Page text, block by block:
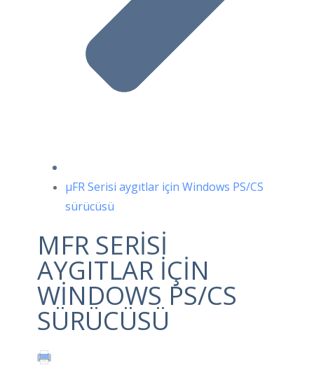
μFR Serisi aygıtlar için Windows PS/CS
sürücüsü
ΜFR SERISI
AYGITLAR IÇIN
WINDOWS PS/CS
SÜRÜCÜSÜ